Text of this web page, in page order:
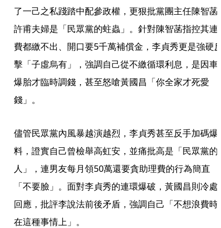
了一己之私踐踏中配參政權，更狠批黨團主任陳智菡
許甫夫婦是「民眾黨的蛀蟲」。針對陳智菡指控其連
費都繳不出、開口要5千萬補償金，李貞秀更是強硬
擊「子虛烏有」，強調自己從不繳循環利息，是因車
爆胎才臨時調錢，甚至怒嗆黃國昌「你全家才死愛
錢」。
儘管民眾黨內風暴越演越烈，李貞秀甚至反手加碼爆
料，證實自己曾檢舉高虹安，並痛批高是「民眾黨的
人」，連男友每月領50萬還要貪助理費的行為簡直
「不要臉」。面對李貞秀的連環爆破，黃國昌則冷處
回應，批評李說法前後矛盾，強調自己「不想浪費時
在這種事情上」。